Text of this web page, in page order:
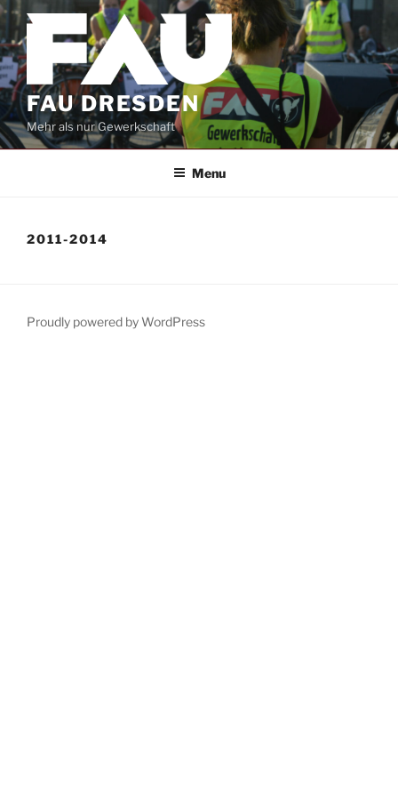
Skip
content
FAU DRESDEN
Mehr als nur Gewerkschaft
Menu
2011-2014
Proudly powered by WordPress